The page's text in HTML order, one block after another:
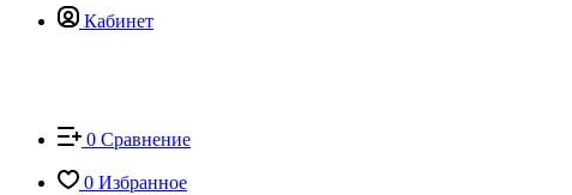
Кабинет
0 Сравнение
0 Избранное